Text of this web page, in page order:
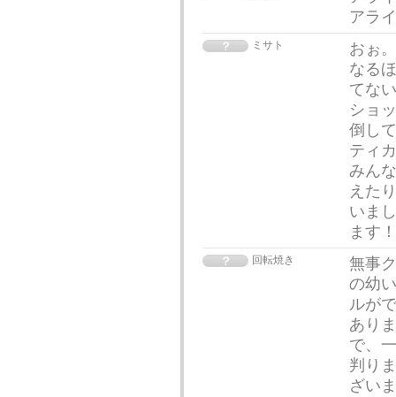
アラ
ミサト
おぉ
なる
てな
ショ
倒し
ティ
みん
えた
いま
ます
回転焼き
無事
の幼
ルが
あり
で、
判り
ざい